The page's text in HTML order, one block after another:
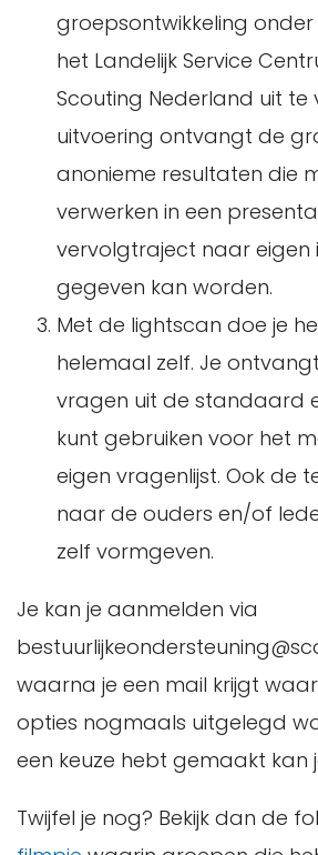
groepsontwikkeling
het Landelijk Service
Scouting Nederland uit te
uitvoering ontvangt de
anonieme resultaten die
verwerken in een
vervolgtraject naar eigen
gegeven kan worden.
Met de lightscan doe je
helemaal zelf. Je
vragen uit de standaard
kunt gebruiken voor het
eigen vragenlijst. Ook de
naar de ouders en/of
zelf vormgeven.
Je kan je aanmelden via
waarna je een mail krijgt
opties nogmaals uitgelegd
een keuze hebt gemaakt kan
Twijfel je nog? Bekijk dan de